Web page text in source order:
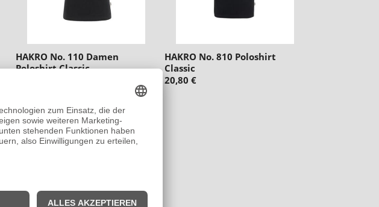
HAKRO No. 110 Damen
Poloshirt Classic
HAKRO No. 810 Poloshirt
Classic
20,80 €